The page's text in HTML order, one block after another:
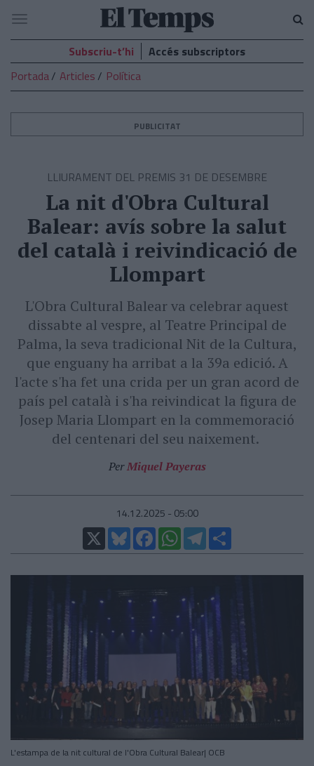
El
Temps
Navegació
Subscriu-t’hi
Accés subscriptors
Portada
Articles Política
PUBLICITAT
LLIURAMENT DEL PREMIS 31 DE DESEMBRE
La nit d'Obra Cultural
Balear: avís sobre la salut
del català i reivindicació de
Llompart
L'Obra Cultural Balear va celebrar aquest
dissabte al vespre, al Teatre Principal de
Palma, la seva tradicional Nit de la Cultura,
que enguany ha arribat a la 39a edició. A
l'acte s'ha fet una crida per un gran acord de
país pel català i s'ha reivindicat la figura de
Josep Maria Llompart en la commemoració
del centenari del seu naixement.
PerMiquel Payeras
14.12.2025 - 05:00
X
BlueskyFacebookWhatsAppTelegram
L'estampa de la nit cultural de l'Obra Cultural Balear| OCB